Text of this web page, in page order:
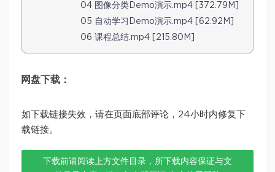
04 图像分类Demo演示.mp4 [372.79M]
05 自动学习Demo演示.mp4 [62.92M]
06 课程总结.mp4 [215.80M]
网盘下载：
如下载链接失效，请在页面底部评论，24小时内修复下
载链接。
下载前请阅读上方文件目录，所下载内容保证与文